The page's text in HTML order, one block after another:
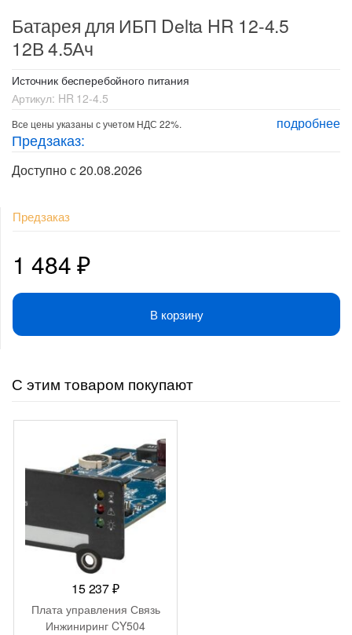
Батарея для ИБП Delta HR 12-4.5
12В 4.5Ач
Источник бесперебойного питания
Артикул: HR 12-4.5
подробнее
Все цены указаны с учетом НДС 22%.
Предзаказ:
Доступно с 20.08.2026
Предзаказ
1 484₽
В корзину
С этим товаром покупают
15 237₽
Плата управления Связь
Инжиниринг CY504